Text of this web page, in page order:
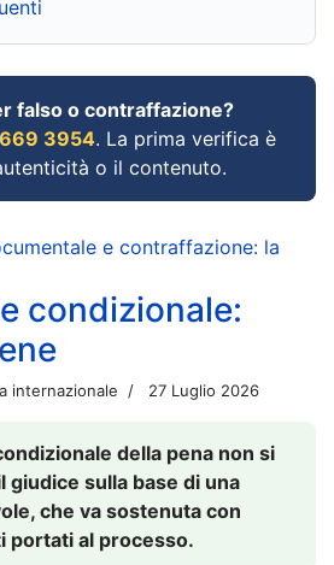
falso o contraffazione?
3954. La prima verifica è
o il contenuto.
e contraffazione: la
condizionale:
internazionale 27 Luglio 2026
della pena non si
giudice sulla base di una
che va sostenuta con
portati al processo.